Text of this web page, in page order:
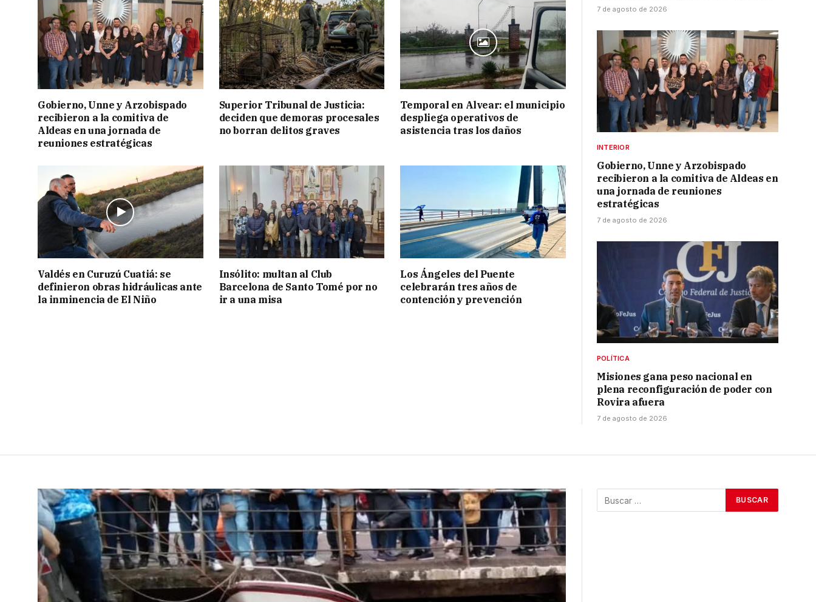
Gobierno, Unne y Arzobispado
recibieron a la comitiva de
Aldeas en una jornada de
reuniones estratégicas
Superior Tribunal de Justicia:
deciden que demoras procesales
no borran delitos graves
Temporal en Alvear: el municipio
despliega operativos de
asistencia tras los daños
Valdés en Curuzú Cuatiá: se
definieron obras hidráulicas ante
la inminencia de El Niño
Insólito: multan al Club
Barcelona de Santo Tomé por no
ir a una misa
Los Ángeles del Puente
celebrarán tres años de
contención y prevención
7 de agosto de 2026
INTERIOR
Gobierno, Unne y Arzobispado
recibieron a la comitiva de Aldeas en
una jornada de reuniones
estratégicas
7 de agosto de 2026
POLÍTICA
Misiones gana peso nacional en
plena reconfiguración de poder con
Rovira afuera
7 de agosto de 2026